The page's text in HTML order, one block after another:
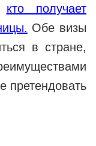
кто получает
Обе визы
в стране,
претендовать